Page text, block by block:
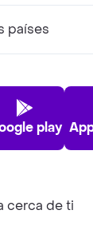
países
play
cerca de ti